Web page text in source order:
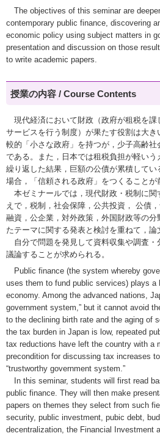
The objectives of this seminar are
contemporary public finance, discovering
economic policy using subject matters in
presentation and discussion on those
to write academic papers.
授業の内容 / Course Contents
現代経済において財政（政府が租税を課
サービスを行う制度）が果たす役割は大
較的「小さな政府」を持つが，少子高齢
である。また，日本では租税負担が軽い
繰り返した結果，巨額の公債が累積して
場合，「信頼される政府」をつくることが
本ゼミナールでは，現代財政・税制に関
えで，税制，社会保障，公共投資， 公債
融資，公企業，対外政策，外国財政等の
たテーマに関する発表と検討を重ねて，論
自分で問題を発見して資料収集や調査・
議論することが求められる。
Public finance (the system whereby
uses them to fund public services) plays a
economy. Among the advanced nations,
government system,” but it cannot avoid
to the declining birth rate and the aging of
the tax burden in Japan is low, repeated
tax reductions have left the country with a
precondition for discussing tax increases
“trustworthy government system.”
In this seminar, students will first read
public finance. They will then make
papers on themes they select from such
security, public investment, pubic debt,
decentralization, the Financial Investment